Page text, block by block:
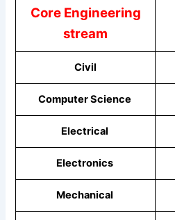
Core Engineering
stream
Civil
Computer Science
Electrical
Electronics
Mechanical